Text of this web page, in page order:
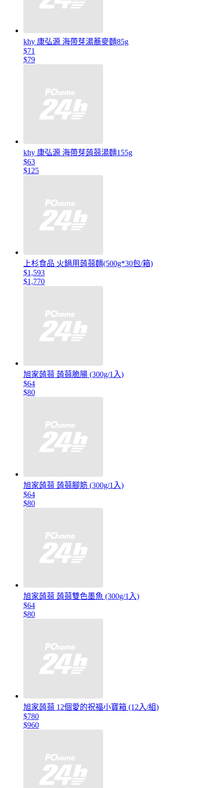
khy 康弘源 海帶芽湯蕎麥麵85g
$71
$79
khy 康弘源 海帶芽蒟蒻湯麵155g
$63
$125
上杉食品 火鍋用蒟蒻麵(500g*30包/箱)
$1,593
$1,770
旭家蒟蒻 蒟蒻脆腸 (300g/1入)
$64
$80
旭家蒟蒻 蒟蒻腳筋 (300g/1入)
$64
$80
旭家蒟蒻 蒟蒻雙色墨魚 (300g/1入)
$64
$80
旭家蒟蒻 12個愛的祝福小寶箱 (12入/組)
$780
$960